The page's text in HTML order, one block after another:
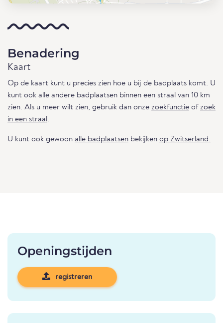
Benadering
Kaart
Op de kaart kunt u precies zien hoe u bij de badplaats komt. U
kunt ook alle andere badplaatsen binnen een straal van 10 km
zien. Als u meer wilt zien, gebruik dan onze zoekfunctie ofzoek
in een straal.
U kunt ook gewoon alle badplaatsen bekijken op Zwitserland.
Openingstijden
registreren